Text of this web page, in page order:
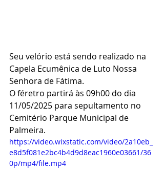
Seu velório está sendo realizado na
Capela Ecumênica de Luto Nossa
Senhora de Fátima.
O féretro partirá às 09h00 do dia
11/05/2025 para sepultamento no
Cemitério Parque Municipal de
Palmeira.
https://video.wixstatic.com/video/2a10eb_
e8d5f081e2bc4b4d9d8eac1960e03661/36
0p/mp4/file.mp4